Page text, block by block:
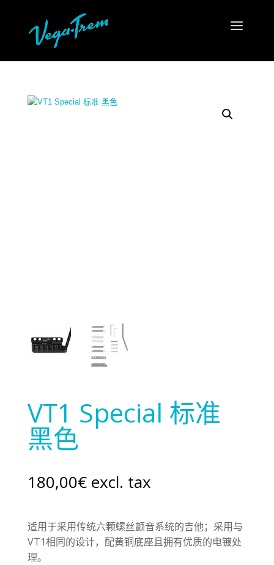
VT1 Special 标准
黑色
180,00€ excl. tax
适用于采用传统六颗螺丝颤音系统的吉他；采用与
VT1相同的设计，配黄铜底座且拥有优质的电镀处
理。